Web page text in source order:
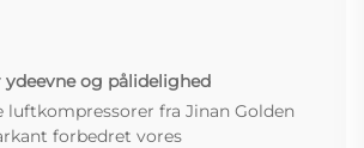
og pålidelighed
luftkompressorer fra Jinan Golden
forbedret vores